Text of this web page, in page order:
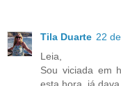
Tila Duarte 22
Leia,
Sou viciada em
esta hora, já